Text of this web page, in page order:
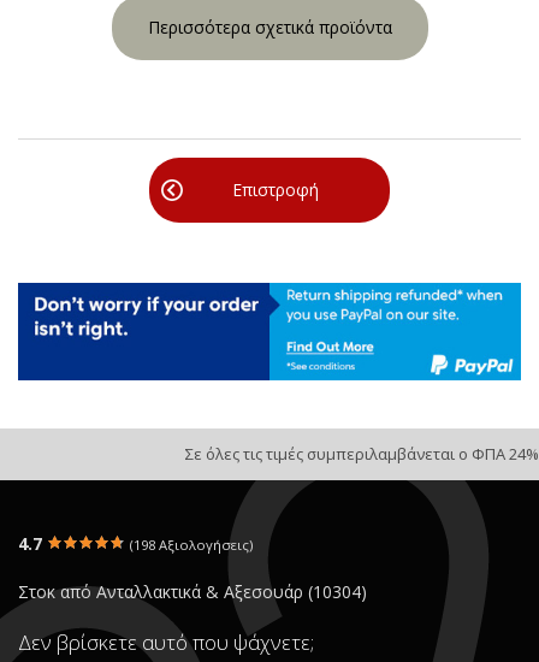
Περισσότερα σχετικά προϊόντα
Επιστροφή
Σε όλες τις τιμές συμπεριλαμβάνεται ο ΦΠΑ 24%
4.7 (198 Αξιολογήσεις)
Στοκ από Ανταλλακτικά & Αξεσουάρ (10304)
Δεν βρίσκετε αυτό που ψάχνετε;